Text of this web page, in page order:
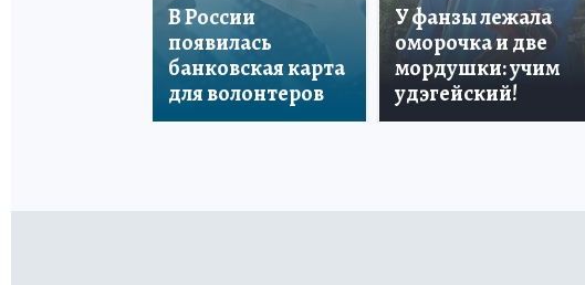
В России
появилась
банковская карта
для волонтеров
У фанзы лежала
оморочка и две
мордушки: учим
удэгейский!